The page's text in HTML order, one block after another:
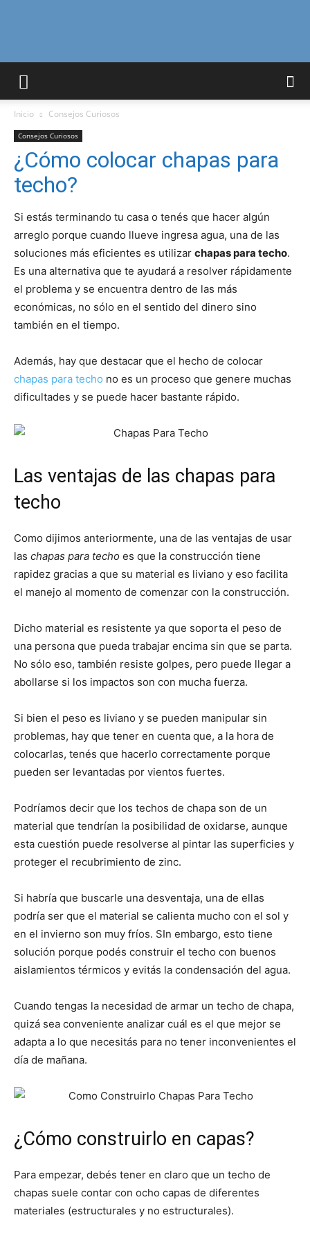
Curiosidades
Mundo
Inicio Consejos Curiosos
Consejos Curiosos
¿Cómo colocar chapas para
techo?
Si estás terminando tu casa o tenés que hacer algún
arreglo porque cuando llueve ingresa agua, una de las
soluciones más eficientes es utilizar chapas para techo.
Es una alternativa que te ayudará a resolver rápidamente
el problema y se encuentra dentro de las más
económicas, no sólo en el sentido del dinero sino
también en el tiempo.
Además, hay que destacar que el hecho de colocar
chapas para techo no es un proceso que genere muchas
dificultades y se puede hacer bastante rápido.
Las ventajas de las chapas para
techo
Como dijimos anteriormente, una de las ventajas de usar
las chapas para techo es que la construcción tiene
rapidez gracias a que su material es liviano y eso facilita
el manejo al momento de comenzar con la construcción.
Dicho material es resistente ya que soporta el peso de
una persona que pueda trabajar encima sin que se parta.
No sólo eso, también resiste golpes, pero puede llegar a
abollarse si los impactos son con mucha fuerza.
Si bien el peso es liviano y se pueden manipular sin
problemas, hay que tener en cuenta que, a la hora de
colocarlas, tenés que hacerlo correctamente porque
pueden ser levantadas por vientos fuertes.
Podríamos decir que los techos de chapa son de un
material que tendrían la posibilidad de oxidarse, aunque
esta cuestión puede resolverse al pintar las superficies y
proteger el recubrimiento de zinc.
Si habría que buscarle una desventaja, una de ellas
podría ser que el material se calienta mucho con el sol y
en el invierno son muy fríos. SIn embargo, esto tiene
solución porque podés construir el techo con buenos
aislamientos térmicos y evitás la condensación del agua.
Cuando tengas la necesidad de armar un techo de chapa,
quizá sea conveniente analizar cuál es el que mejor se
adapta a lo que necesitás para no tener inconvenientes el
día de mañana.
¿Cómo construirlo en capas?
Para empezar, debés tener en claro que un techo de
chapas suele contar con ocho capas de diferentes
materiales (estructurales y no estructurales).